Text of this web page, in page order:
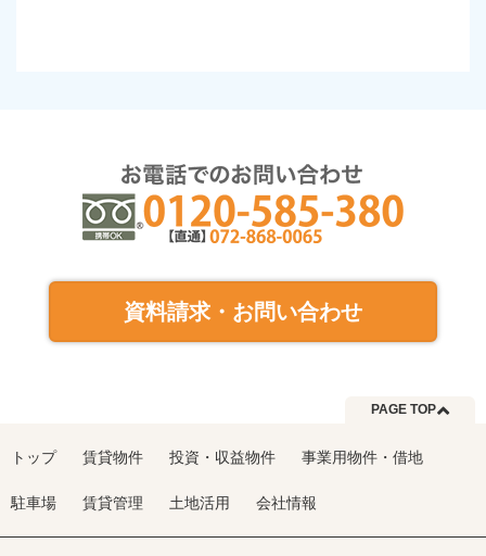
資料請求・お問い合わせ
PAGE TOP
トップ 賃貸物件 投資・収益物件 事業用物件・借地
駐車場 賃貸管理 土地活用 会社情報